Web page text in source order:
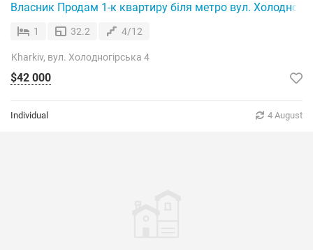
Власник Продам 1-к квартиру біля метро вул.
1 32.2 4/12
Kharkiv, вул. Холодногірська 4
$42 000
Individual 4 August